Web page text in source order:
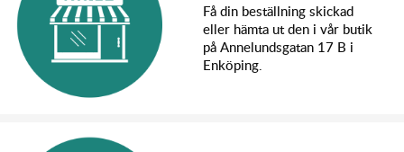
WL 184021 är avsedd för rock crawling och trail-körning där
kontroll och klätterförmåga är viktigare än topphastighet. Den
lämpar sig för körning över sten, rötter och andra hinder i
naturen.
Modellen passar både nybörjare som vill prova crawling och
Få din beställning skickad
eller hämta ut den i vår butik
på Annelundsgatan 17 B i
Enköping.